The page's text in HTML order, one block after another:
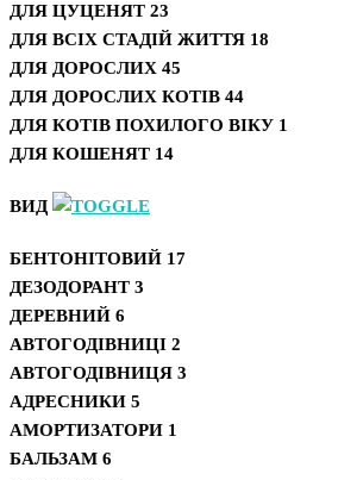
ДЛЯ ЦУЦЕНЯТ 23
ДЛЯ ВСІХ СТАДІЙ ЖИТТЯ 18
ДЛЯ ДОРОСЛИХ 45
ДЛЯ ДОРОСЛИХ КОТІВ 44
ДЛЯ КОТІВ ПОХИЛОГО ВІКУ 1
ДЛЯ КОШЕНЯТ 14
ВИД
БЕНТОНІТОВИЙ 17
ДЕЗОДОРАНТ 3
ДЕРЕВНИЙ 6
АВТОГОДІВНИЦІ 2
АВТОГОДІВНИЦЯ 3
АДРЕСНИКИ 5
АМОРТИЗАТОРИ 1
БАЛЬЗАМ 6